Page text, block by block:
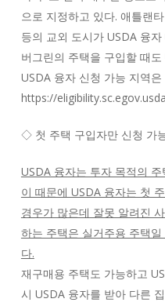
으로 지정하고 있다. 애틀랜
등의 교외 도시가 USDA 융
버그린의 주택을 구입할 때
USDA 융자 신청 가능 지역
https://
◇ 첫 주택 구입자만 신청 가
USDA 융자는 투자 목적의
이 때문에 USDA 융자는 첫
경우가 많은데 잘못 알려진
하는 주택은 실거주용 주택
다.
재구매용 주택도 가능하고
시 USDA 융자를 받아 다른